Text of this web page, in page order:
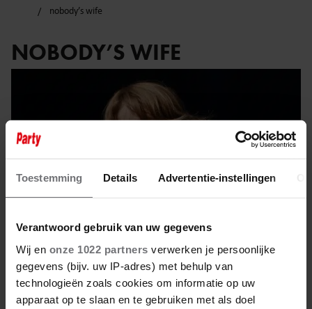
Toestemming Details Advertentie-instellingen
Verantwoord gebruik van uw gegevens
Wij en onze 1022 partners verwerken je persoonlijke
gegevens (bijv. uw IP-adres) met behulp van
technologieën zoals cookies om informatie op uw
apparaat op te slaan en te gebruiken met als doel
nobody’s wife
NOBODY’S WIFE
8 april 2025